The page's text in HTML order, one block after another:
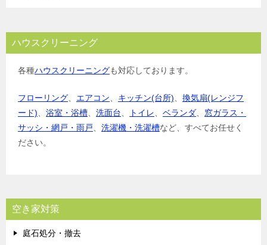
ハウスクリーニング
各種ハウスクリーニングも対応しております。
フローリング、 エアコン、 キッチン(台所)、 換気扇(レンジフ
ード)、 浴室・浴槽、 洗面台、 トイレ、 ベランダ、 窓ガラス・
サッシ・網戸・雨戸、 洗濯機・洗濯槽など、すべてお任せく
ださい。
空き家対策
庭石処分・撤去